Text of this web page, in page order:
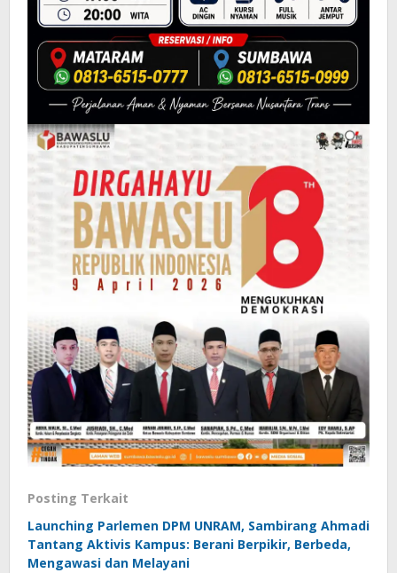
Posting Terkait
Launching Parlemen DPM UNRAM, Sambirang Ahmadi
Tantang Aktivis Kampus: Berani Berpikir, Berbeda,
Mengawasi dan Melayani